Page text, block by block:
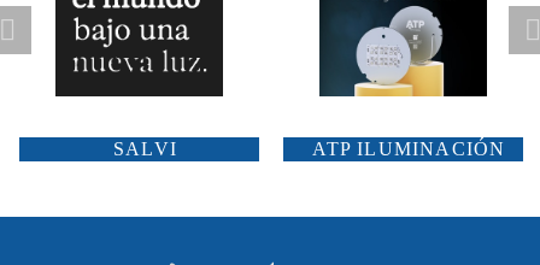
SALVI ATP ILUMINACIÓN